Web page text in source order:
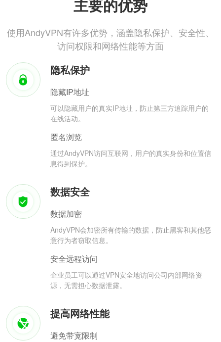
主要的优势
使用AndyVPN有许多优势，涵盖隐私保护、安全性、
访问权限和网络性能等方面
隐私保护
隐藏IP地址
可以隐藏用户的真实IP地址，防止第三方追踪用户的
在线活动。
匿名浏览
通过AndyVPN访问互联网，用户的真实身份和位置信
息得到保护。
数据安全
数据加密
AndyVPN会加密所有传输的数据，防止黑客和其他恶
意行为者窃取信息。
安全远程访问
企业员工可以通过VPN安全地访问公司内部网络资
源，无需担心数据泄露。
提高网络性能
避免带宽限制